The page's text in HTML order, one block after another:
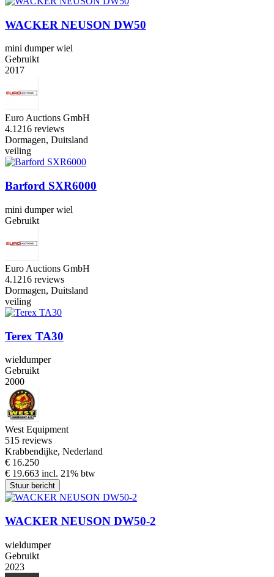
WACKER NEUSON DW50
mini dumper wiel
Gebruikt
2017
Euro Auctions GmbH
4.1216 reviews
Dormagen, Duitsland
veiling
Barford SXR6000
mini dumper wiel
Gebruikt
Euro Auctions GmbH
4.1 216 reviews
Dormagen, Duitsland
veiling
Terex TA30
wieldumper
Gebruikt
2000
West Equipment
515 reviews
Krabbendijke, Nederland
€ 16.250
€ 19.663 incl. 21% btw
Stuur bericht
WACKER NEUSON DW50-2
wieldumper
Gebruikt
2023